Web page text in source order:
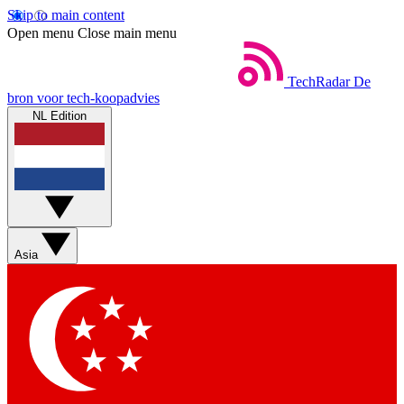
Skip to main content
Open menu Close main menu
TechRadar De
bron voor tech-koopadvies
NL Edition
Asia